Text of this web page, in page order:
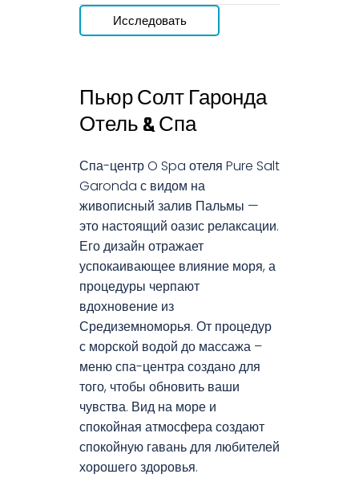
Исследовать
Пьюр Солт Гаронда
Отель & Спа
Спа-центр O Spa отеля Pure Salt
Garonda с видом на
живописный залив Пальмы —
это настоящий оазис релаксации.
Его дизайн отражает
успокаивающее влияние моря, а
процедуры черпают
вдохновение из
Средиземноморья. От процедур
с морской водой до массажа –
меню спа-центра создано для
того, чтобы обновить ваши
чувства. Вид на море и
спокойная атмосфера создают
спокойную гавань для любителей
хорошего здоровья.